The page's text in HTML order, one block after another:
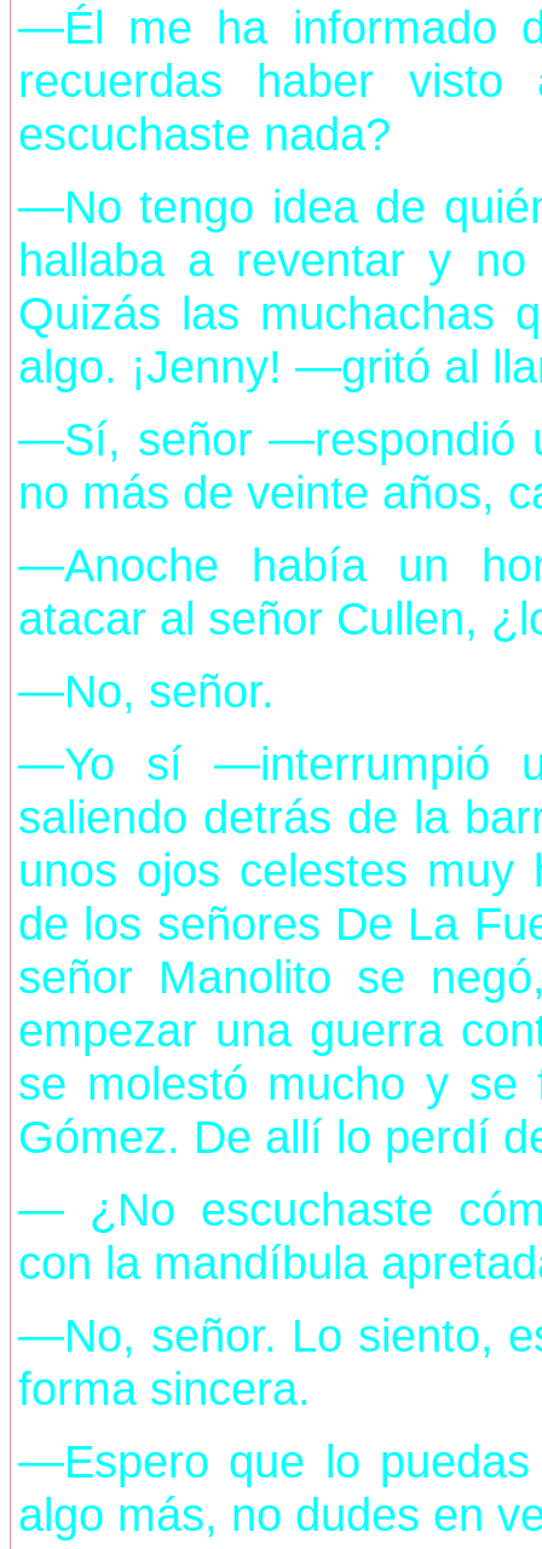
—Él me ha informado
recuerdas haber visto
escuchaste nada?
—No tengo idea de
hallaba a reventar y no
Quizás las muchachas
algo. ¡Jenny! —gritó al
—Sí, señor —respondió
no más de veinte años,
—Anoche había un
atacar al señor Cullen,
—No, señor.
—Yo sí —interrumpió
saliendo detrás de la
unos ojos celestes muy
de los señores De La
señor Manolito se
empezar una guerra
se molestó mucho y
Gómez. De allí lo perdí
— ¿No escuchaste
con la mandíbula
—No, señor. Lo siento,
forma sincera.
—Espero que lo puedas
algo más, no dudes en